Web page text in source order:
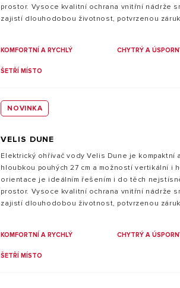
prostor. Vysoce kvalitní ochrana vnitřní nádrže
zajistí dlouhodobou životnost, potvrzenou
uspořádáním dokáže nahradit běžné ohřívače s
objemem.
KOMFORTNÍ A RYCHLÝ CHYTRÝ A
ŠETŘÍ MÍSTO
NOVINKA
VELIS DUNE
Elektrický ohřívač vody Velis Dune je kompaktní
hloubkou pouhých 27 cm a možností vertikální i
orientace je ideálním řešením i do těch
prostor. Vysoce kvalitní ochrana vnitřní nádrže
zajistí dlouhodobou životnost, potvrzenou
uspořádáním dokáže nahradit běžné ohřívače s
objemem.
KOMFORTNÍ A RYCHLÝ CHYTRÝ A
ŠETŘÍ MÍSTO